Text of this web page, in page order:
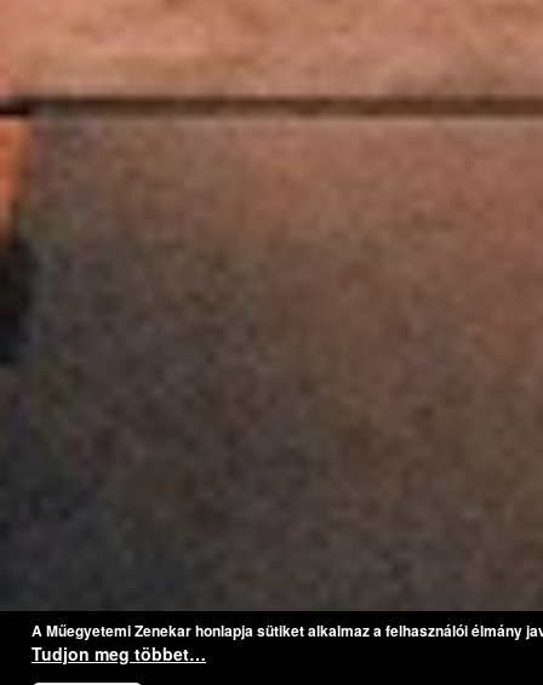
A Műegyetemi Zenekar honlapja sütiket alkalmaz a felhasználói élmány
Tudjon meg többet…